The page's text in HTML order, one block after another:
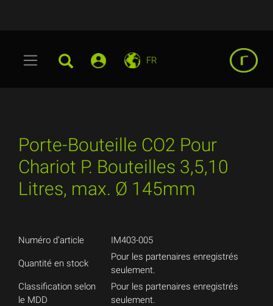
FR
Porte-Bouteille CO2 Pour
Chariot P. Bouteilles 3,5,10
Litres, max. Ø 145mm
Numéro d’article IM403-005
Quantité en stock
Pour les partenaires enregistrés
seulement.
Classification selon
le MDD
Pour les partenaires enregistrés
seulement.